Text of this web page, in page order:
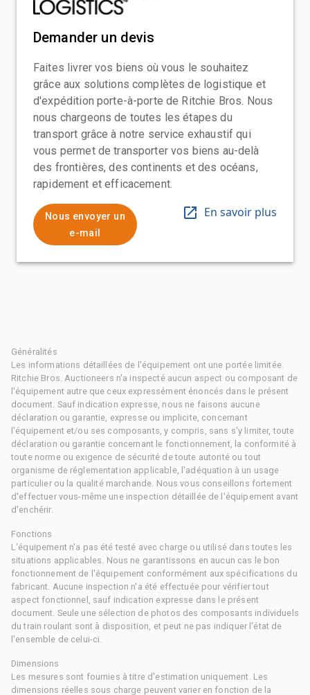
Demander un devis
Faites livrer vos biens où vous le souhaitez
grâce aux solutions complètes de logistique et
d'expédition porte-à-porte de Ritchie Bros. Nous
nous chargeons de toutes les étapes du
transport grâce à notre service exhaustif qui
vous permet de transporter vos biens au-delà
des frontières, des continents et des océans,
rapidement et efficacement.
Nous envoyer un
e-mail
En savoir plus
Généralités
Les informations détaillées de l'équipement ont une portée limitée.
Ritchie Bros. Auctioneers n'a inspecté aucun aspect ou composant de
l'équipement autre que ceux expressément énoncés dans le présent
document. Sauf indication expresse, nous ne faisons aucune
déclaration ou garantie, expresse ou implicite, concernant
l'équipement et/ou ses composants, y compris, sans s'y limiter, toute
déclaration ou garantie concernant le fonctionnement, la conformité à
toute norme ou exigence de sécurité de toute autorité ou tout
organisme de réglementation applicable, l'adéquation à un usage
particulier ou la qualité marchande. Nous vous conseillons fortement
d'effectuer vous-même une inspection détaillée de l'équipement avant
d'enchérir.
Fonctions
L'équipement n'a pas été testé avec charge ou utilisé dans toutes les
situations applicables. Nous ne garantissons en aucun cas le bon
fonctionnement de l'équipement conformément aux spécifications du
fabricant. Aucune inspection n'a été effectuée pour vérifier tout
aspect fonctionnel, sauf indication expresse dans le présent
document. Seule une sélection de photos des composants individuels
du train roulant sont à disposition, et peut ne pas indiquer l'état de
l'ensemble de celui-ci.
Dimensions
Les mesures sont fournies à titre d'estimation uniquement. Les
dimensions réelles sous charge peuvent varier en fonction de la